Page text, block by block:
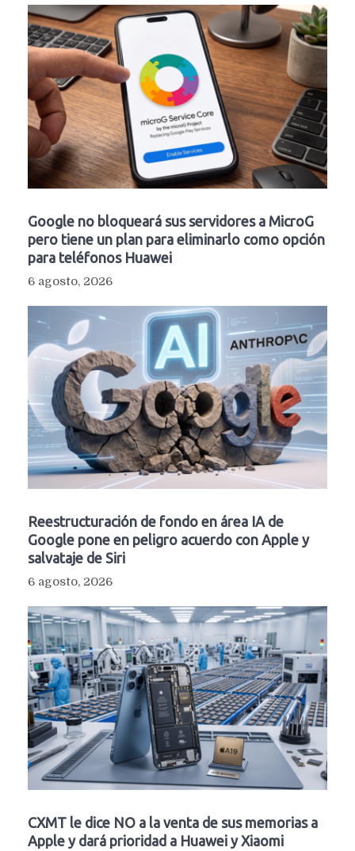
Google no bloqueará sus servidores a MicroG
pero tiene un plan para eliminarlo como opción
para teléfonos Huawei
6 agosto, 2026
Reestructuración de fondo en área IA de
Google pone en peligro acuerdo con Apple y
salvataje de Siri
6 agosto, 2026
CXMT le dice NO a la venta de sus memorias a
Apple y dará prioridad a Huawei y Xiaomi